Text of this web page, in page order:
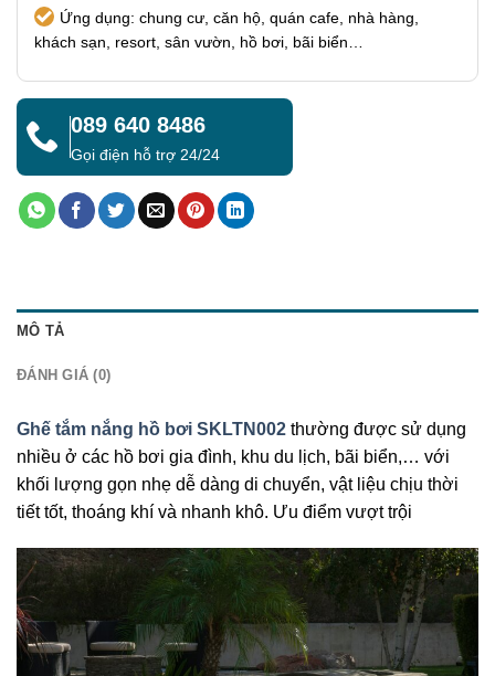
Ứng dụng: chung cư, căn hộ, quán cafe, nhà hàng,
khách sạn, resort, sân vườn, hồ bơi, bãi biển…
089 640 8486
Gọi điện hỗ trợ 24/24
MÔ TẢ
ĐÁNH GIÁ (0)
Ghế tắm nắng hồ bơi SKLTN002 thường được sử dụng
nhiều ở các hồ bơi gia đình, khu du lịch, bãi biển,… với
khối lượng gọn nhẹ dễ dàng di chuyển, vật liệu chịu thời
tiết tốt, thoáng khí và nhanh khô. Ưu điểm vượt trội